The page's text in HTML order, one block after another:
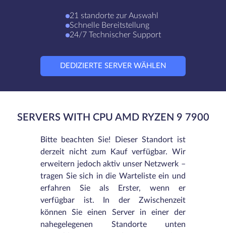
21 standorte zur Auswahl
Schnelle Bereitstellung
24/7 Technischer Support
DEDIZIERTE SERVER WÄHLEN
SERVERS WITH CPU AMD RYZEN 9 7900
Bitte beachten Sie! Dieser Standort ist
derzeit nicht zum Kauf verfügbar. Wir
erweitern jedoch aktiv unser Netzwerk –
tragen Sie sich in die Warteliste ein und
erfahren Sie als Erster, wenn er
verfügbar ist. In der Zwischenzeit
können Sie einen Server in einer der
nahegelegenen Standorte unten